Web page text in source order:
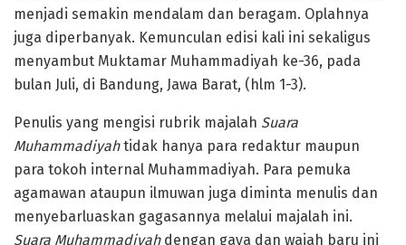
menjadi semakin mendalam dan beragam. Oplahnya
juga diperbanyak. Kemunculan edisi kali ini sekaligus
menyambut Muktamar Muhammadiyah ke-36, pada
bulan Juli, di Bandung, Jawa Barat, (hlm 1-3).
Penulis yang mengisi rubrik majalah Suara
Muhammadiyahtidak hanya para redaktur maupun
para tokoh internal Muhammadiyah. Para pemuka
agamawan ataupun ilmuwan juga diminta menulis dan
menyebarluaskan gagasannya melalui majalah ini.
Suara Muhammadiyah dengan gaya dan wajah baru ini